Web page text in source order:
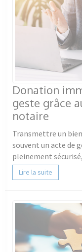
Donation
geste grâce
notaire
Transmettre un
souvent un acte de
pleinement
Lire la suite